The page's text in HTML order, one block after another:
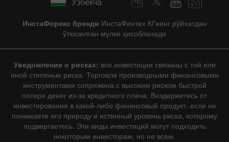
ИнстаФорекс бренди ИнстаФинтех КГнинг рўйхатдан
ўтказилган мулки ҳисобланади
Уведомление о рисках: все инвестиции связаны с той или
иной степенью риска. Торговля производными финансовыми
инструментами сопряжена с высоким риском быстрой
потери денег из-за кредитного плеча. Воздержитесь от
инвестирования в какой-либо финансовый продукт, если не
понимаете его природу и истинный уровень риска, которому
подвергаетесь. Эти виды инвестиций могут подходить
некоторым инвесторам, но не всем.